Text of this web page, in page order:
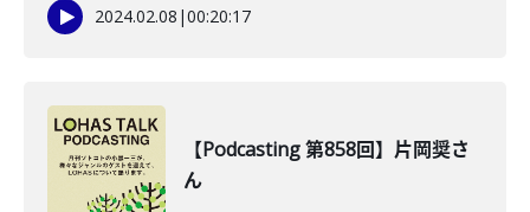
2024.02.08 |00:20:17
【Podcasting 第858回】片岡奨さ
ん